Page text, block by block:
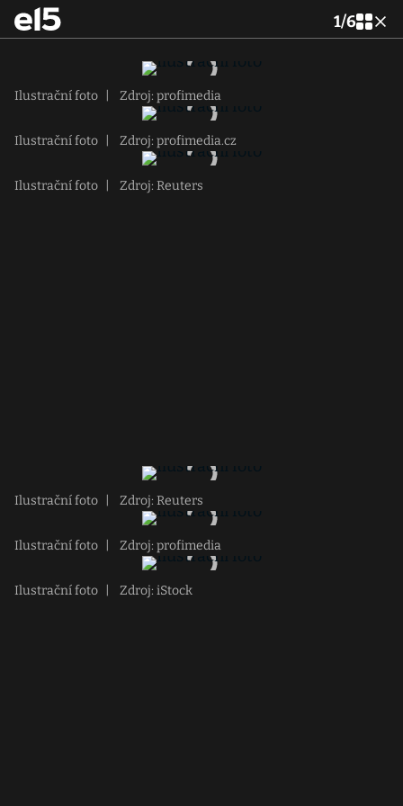
1/6
Ilustrační foto Zdroj: profimedia
Ilustrační foto Zdroj: profimedia.cz
Ilustrační foto Zdroj: Reuters
Ilustrační foto Zdroj: Reuters
Ilustrační foto Zdroj: profimedia
Ilustrační foto Zdroj: iStock